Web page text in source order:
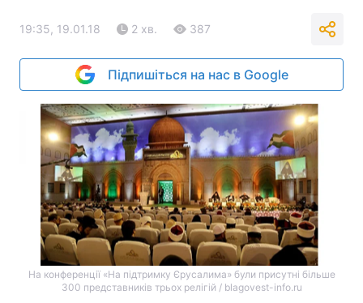
19:35, 19.01.18 2 хв. 387
Підпишіться на нас в Google
На конференції «На підтримку Єрусалима» були присутні більше
300 представників трьох релігій / blagovest-info.ru